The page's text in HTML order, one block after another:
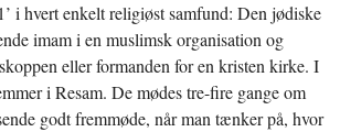
i hvert enkelt religiøst samfund: Den jødiske
imam i en muslimsk organisation og
eller formanden for en kristen kirke. I
i Resam. De mødes tre-fire gange om
godt fremmøde, når man tænker på, hvor